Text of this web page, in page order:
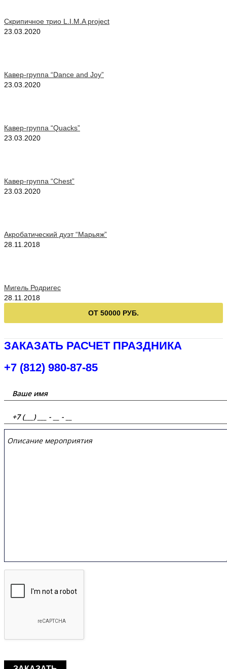
Скрипичное трио L.I.M.A project
23.03.2020
Кавер-группа “Dance and Joy”
23.03.2020
Кавер-группа “Quacks”
23.03.2020
Кавер-группа “Chest”
23.03.2020
Акробатический дуэт “Марьяж”
28.11.2018
Мигель Родригес
28.11.2018
ОТ 50000 РУБ.
ЗАКАЗАТЬ РАСЧЕТ ПРАЗДНИКА
+7 (812) 980-87-85